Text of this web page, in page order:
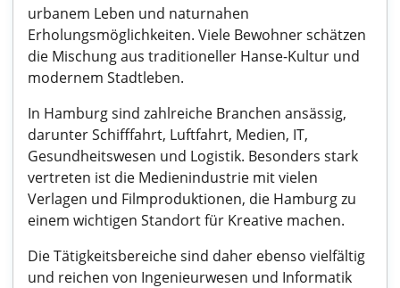
urbanem Leben und naturnahen
Erholungsmöglichkeiten. Viele Bewohner schätzen
die Mischung aus traditioneller Hanse-Kultur und
modernem Stadtleben.
In Hamburg sind zahlreiche Branchen ansässig,
darunter Schifffahrt, Luftfahrt, Medien, IT,
Gesundheitswesen und Logistik. Besonders stark
vertreten ist die Medienindustrie mit vielen
Verlagen und Filmproduktionen, die Hamburg zu
einem wichtigen Standort für Kreative machen.
Die Tätigkeitsbereiche sind daher ebenso vielfältig
und reichen von Ingenieurwesen und Informatik